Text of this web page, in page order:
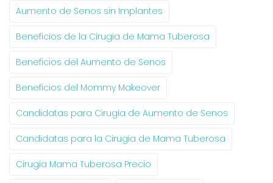
Aumento de Senos sin Implantes
Beneficios de la Cirugía de Mama Tuberosa
Beneficios del Aumento de Senos
Beneficios del Mommy Makeover
Candidatas para Cirugía de Aumento de Senos
Candidatas para la Cirugía de Mama Tuberosa
Cirugía Mama Tuberosa Precio